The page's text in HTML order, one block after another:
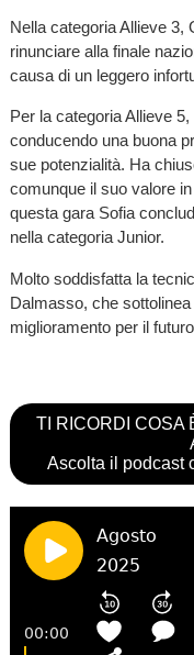
Nella categoria Allieve 3,
rinunciare alla finale
causa di un leggero
Per la categoria Allieve
conducendo una buona
sue potenzialità. Ha
comunque il suo valore
questa gara Sofia
nella categoria Junior.
Molto soddisfatta la
Dalmasso, che
miglioramento per il
TI RICORDI COSA
Ascolta il podcast